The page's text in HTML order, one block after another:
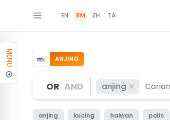
EN BM ZH TA
MENU ANJING
OR AND anjing
anjing kucing haiwan polis